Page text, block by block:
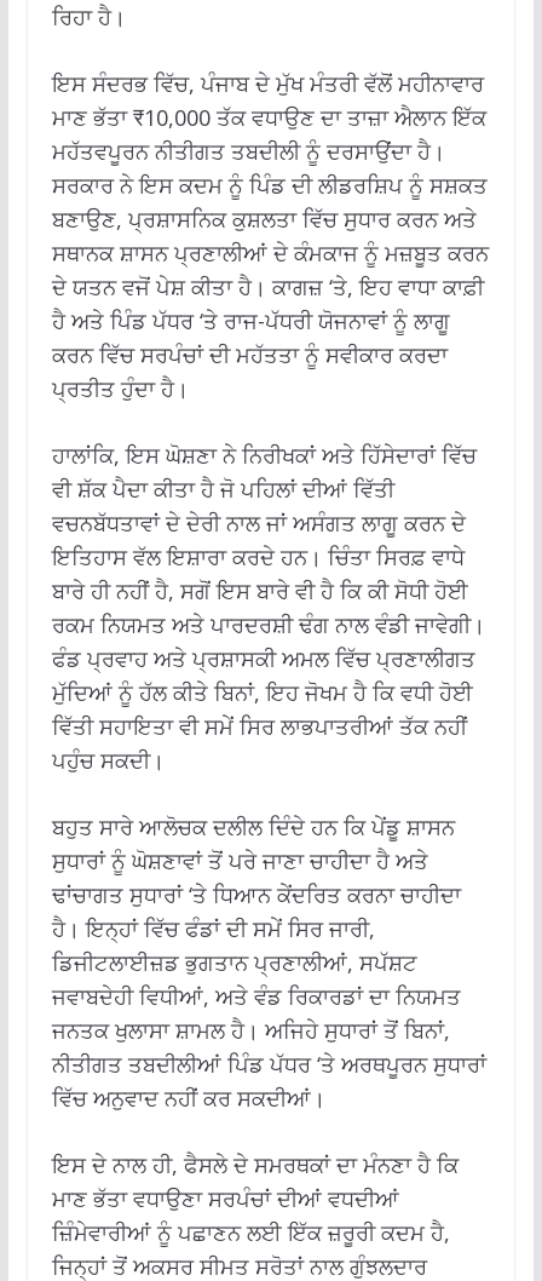
ਰਿਹਾ ਹੈ।
ਇਸ ਸੰਦਰਭ ਵਿੱਚ, ਪੰਜਾਬ ਦੇ ਮੁੱਖ ਮੰਤਰੀ ਵੱਲੋਂ ਮਹੀਨਾਵਾਰ
ਮਾਣ ਭੱਤਾ ₹10,000 ਤੱਕ ਵਧਾਉਣ ਦਾ ਤਾਜ਼ਾ ਐਲਾਨ ਇੱਕ
ਮਹੱਤਵਪੂਰਨ ਨੀਤੀਗਤ ਤਬਦੀਲੀ ਨੂੰ ਦਰਸਾਉਂਦਾ ਹੈ।
ਸਰਕਾਰ ਨੇ ਇਸ ਕਦਮ ਨੂੰ ਪਿੰਡ ਦੀ ਲੀਡਰਸ਼ਿਪ ਨੂੰ ਸਸ਼ਕਤ
ਬਣਾਉਣ, ਪ੍ਰਸ਼ਾਸਨਿਕ ਕੁਸ਼ਲਤਾ ਵਿੱਚ ਸੁਧਾਰ ਕਰਨ ਅਤੇ
ਸਥਾਨਕ ਸ਼ਾਸਨ ਪ੍ਰਣਾਲੀਆਂ ਦੇ ਕੰਮਕਾਜ ਨੂੰ ਮਜ਼ਬੂਤ ​​ਕਰਨ
ਦੇ ਯਤਨ ਵਜੋਂ ਪੇਸ਼ ਕੀਤਾ ਹੈ। ਕਾਗਜ਼ ‘ਤੇ, ਇਹ ਵਾਧਾ ਕਾਫ਼ੀ
ਹੈ ਅਤੇ ਪਿੰਡ ਪੱਧਰ ‘ਤੇ ਰਾਜ-ਪੱਧਰੀ ਯੋਜਨਾਵਾਂ ਨੂੰ ਲਾਗੂ
ਕਰਨ ਵਿੱਚ ਸਰਪੰਚਾਂ ਦੀ ਮਹੱਤਤਾ ਨੂੰ ਸਵੀਕਾਰ ਕਰਦਾ
ਪ੍ਰਤੀਤ ਹੁੰਦਾ ਹੈ।
ਹਾਲਾਂਕਿ, ਇਸ ਘੋਸ਼ਣਾ ਨੇ ਨਿਰੀਖਕਾਂ ਅਤੇ ਹਿੱਸੇਦਾਰਾਂ ਵਿੱਚ
ਵੀ ਸ਼ੱਕ ਪੈਦਾ ਕੀਤਾ ਹੈ ਜੋ ਪਹਿਲਾਂ ਦੀਆਂ ਵਿੱਤੀ
ਵਚਨਬੱਧਤਾਵਾਂ ਦੇ ਦੇਰੀ ਨਾਲ ਜਾਂ ਅਸੰਗਤ ਲਾਗੂ ਕਰਨ ਦੇ
ਇਤਿਹਾਸ ਵੱਲ ਇਸ਼ਾਰਾ ਕਰਦੇ ਹਨ। ਚਿੰਤਾ ਸਿਰਫ਼ ਵਾਧੇ
ਬਾਰੇ ਹੀ ਨਹੀਂ ਹੈ, ਸਗੋਂ ਇਸ ਬਾਰੇ ਵੀ ਹੈ ਕਿ ਕੀ ਸੋਧੀ ਹੋਈ
ਰਕਮ ਨਿਯਮਤ ਅਤੇ ਪਾਰਦਰਸ਼ੀ ਢੰਗ ਨਾਲ ਵੰਡੀ ਜਾਵੇਗੀ।
ਫੰਡ ਪ੍ਰਵਾਹ ਅਤੇ ਪ੍ਰਸ਼ਾਸਕੀ ਅਮਲ ਵਿੱਚ ਪ੍ਰਣਾਲੀਗਤ
ਮੁੱਦਿਆਂ ਨੂੰ ਹੱਲ ਕੀਤੇ ਬਿਨਾਂ, ਇਹ ਜੋਖਮ ਹੈ ਕਿ ਵਧੀ ਹੋਈ
ਵਿੱਤੀ ਸਹਾਇਤਾ ਵੀ ਸਮੇਂ ਸਿਰ ਲਾਭਪਾਤਰੀਆਂ ਤੱਕ ਨਹੀਂ
ਪਹੁੰਚ ਸਕਦੀ।
ਬਹੁਤ ਸਾਰੇ ਆਲੋਚਕ ਦਲੀਲ ਦਿੰਦੇ ਹਨ ਕਿ ਪੇਂਡੂ ਸ਼ਾਸਨ
ਸੁਧਾਰਾਂ ਨੂੰ ਘੋਸ਼ਣਾਵਾਂ ਤੋਂ ਪਰੇ ਜਾਣਾ ਚਾਹੀਦਾ ਹੈ ਅਤੇ
ਢਾਂਚਾਗਤ ਸੁਧਾਰਾਂ ‘ਤੇ ਧਿਆਨ ਕੇਂਦਰਿਤ ਕਰਨਾ ਚਾਹੀਦਾ
ਹੈ। ਇਨ੍ਹਾਂ ਵਿੱਚ ਫੰਡਾਂ ਦੀ ਸਮੇਂ ਸਿਰ ਜਾਰੀ,
ਡਿਜੀਟਲਾਈਜ਼ਡ ਭੁਗਤਾਨ ਪ੍ਰਣਾਲੀਆਂ, ਸਪੱਸ਼ਟ
ਜਵਾਬਦੇਹੀ ਵਿਧੀਆਂ, ਅਤੇ ਵੰਡ ਰਿਕਾਰਡਾਂ ਦਾ ਨਿਯਮਤ
ਜਨਤਕ ਖੁਲਾਸਾ ਸ਼ਾਮਲ ਹੈ। ਅਜਿਹੇ ਸੁਧਾਰਾਂ ਤੋਂ ਬਿਨਾਂ,
ਨੀਤੀਗਤ ਤਬਦੀਲੀਆਂ ਪਿੰਡ ਪੱਧਰ ‘ਤੇ ਅਰਥਪੂਰਨ ਸੁਧਾਰਾਂ
ਵਿੱਚ ਅਨੁਵਾਦ ਨਹੀਂ ਕਰ ਸਕਦੀਆਂ।
ਇਸ ਦੇ ਨਾਲ ਹੀ, ਫੈਸਲੇ ਦੇ ਸਮਰਥਕਾਂ ਦਾ ਮੰਨਣਾ ਹੈ ਕਿ
ਮਾਣ ਭੱਤਾ ਵਧਾਉਣਾ ਸਰਪੰਚਾਂ ਦੀਆਂ ਵਧਦੀਆਂ
ਜ਼ਿੰਮੇਵਾਰੀਆਂ ਨੂੰ ਪਛਾਣਨ ਲਈ ਇੱਕ ਜ਼ਰੂਰੀ ਕਦਮ ਹੈ,
ਜਿਨ੍ਹਾਂ ਤੋਂ ਅਕਸਰ ਸੀਮਤ ਸਰੋਤਾਂ ਨਾਲ ਗੁੰਝਲਦਾਰ